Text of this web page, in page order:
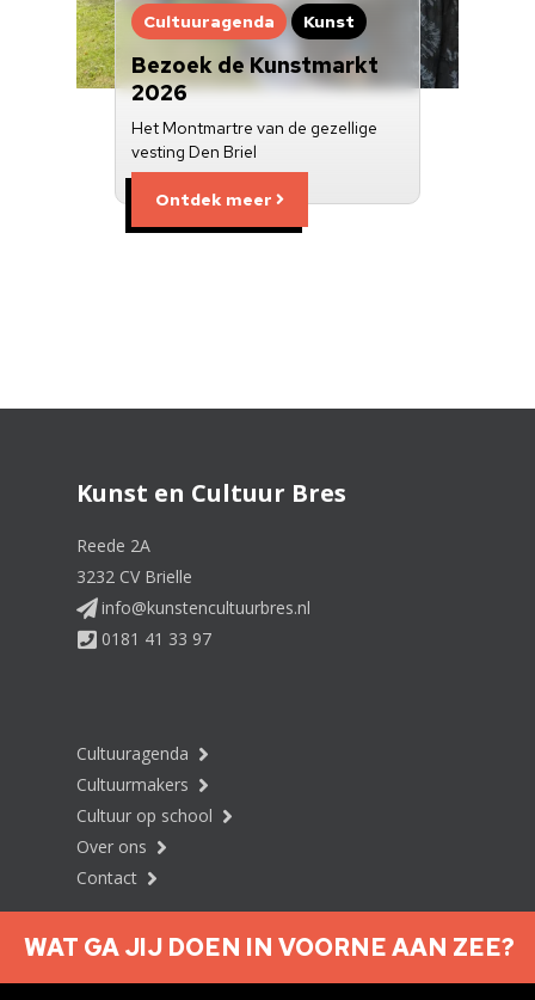
Cultuuragenda Kunst
Bezoek de Kunstmarkt
2026
Het Montmartre van de gezellige
vesting Den Briel
Ontdek meer
Kunst en Cultuur Bres
Reede 2A
3232 CV Brielle
info@kunstencultuurbres.nl
0181 41 33 97
Cultuuragenda
Cultuurmakers
Cultuur op school
Over ons
Contact
WAT GA JIJ DOEN IN VOORNE AAN ZEE?